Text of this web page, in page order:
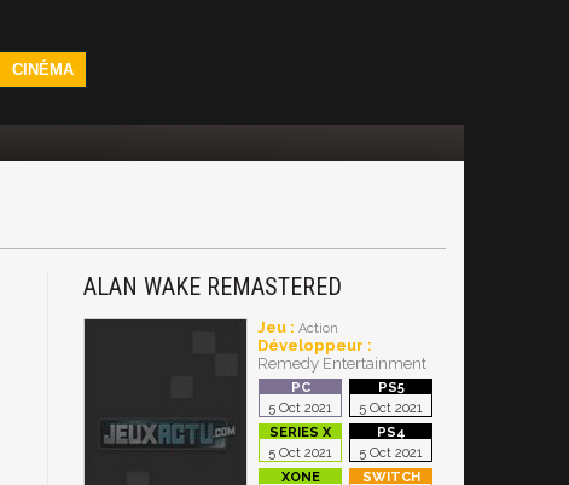
CINÉMA
ALAN WAKE REMASTERED
Jeu : Action
Développeur :
Remedy Entertainment
5 Oct 2021 5 Oct 2021
5 Oct 2021 5 Oct 2021